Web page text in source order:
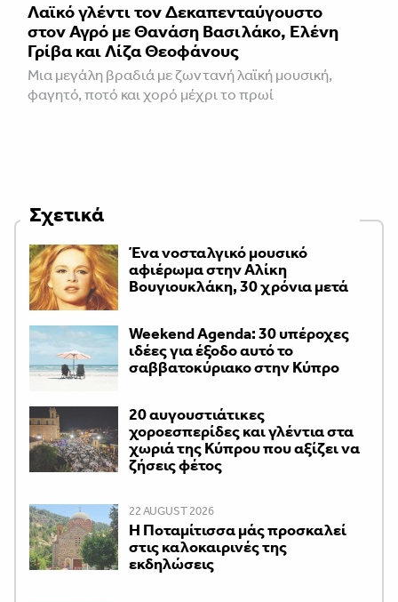
Λαϊκό γλέντι τον Δεκαπενταύγουστο
στον Αγρό με Θανάση Βασιλάκο, Ελένη
Γρίβα και Λίζα Θεοφάνους
Μια μεγάλη βραδιά με ζωντανή λαϊκή μουσική,
φαγητό, ποτό και χορό μέχρι το πρωί
Σχετικά
Ένα νοσταλγικό μουσικό
αφιέρωμα στην Αλίκη
Βουγιουκλάκη, 30 χρόνια μετά
Weekend Agenda: 30 υπέροχες
ιδέες για έξοδο αυτό το
σαββατοκύριακο στην Κύπρο
20 αυγουστιάτικες
χοροεσπερίδες και γλέντια στα
χωριά της Κύπρου που αξίζει να
ζήσεις φέτος
22 AUGUST 2026
Η Ποταμίτισσα μάς προσκαλεί
στις καλοκαιρινές της
εκδηλώσεις